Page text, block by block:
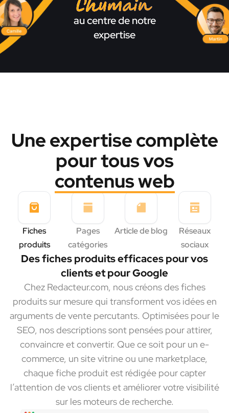
L'humain
au centre de notre
expertise
Une expertise complète
pour tous vos
contenus web
Fiches
produits
Pages
catégories
Article de blog
Réseaux
sociaux
Des fiches produits efficaces pour vos
clients et pour Google
Chez Redacteur.com, nous créons des fiches
produits sur mesure qui transforment vos idées en
arguments de vente percutants. Optimisées pour le
SEO, nos descriptions sont pensées pour attirer,
convaincre et convertir. Que ce soit pour un e-
commerce, un site vitrine ou une marketplace,
chaque fiche produit est rédigée pour capter
l’attention de vos clients et améliorer votre visibilité
sur les moteurs de recherche.